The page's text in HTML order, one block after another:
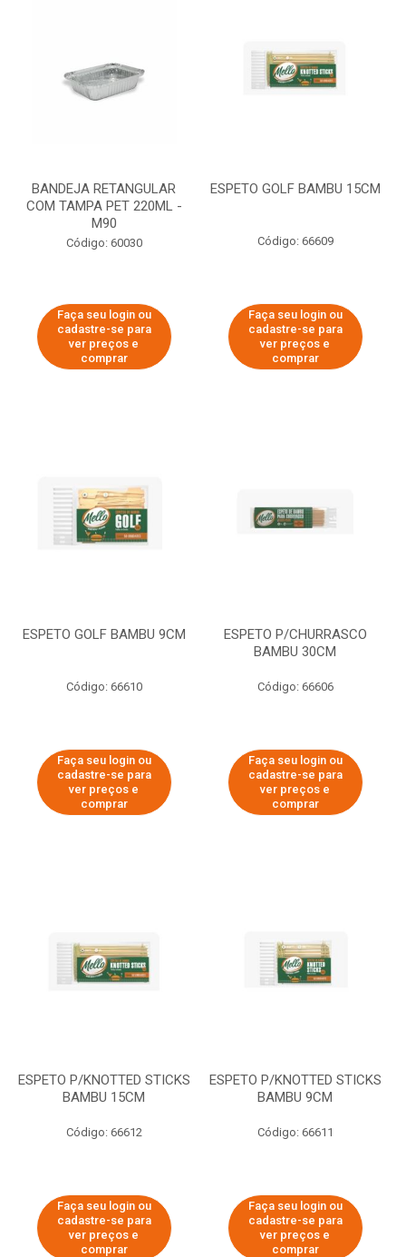
BANDEJA RETANGULAR
COM TAMPA PET 220ML -
M90
Código: 60030
Faça seu login ou
cadastre-se para
ver preços e
comprar
ESPETO GOLF BAMBU 15CM
Código: 66609
Faça seu login ou
cadastre-se para
ver preços e
comprar
ESPETO GOLF BAMBU 9CM
Código: 66610
Faça seu login ou
cadastre-se para
ver preços e
comprar
ESPETO P/CHURRASCO
BAMBU 30CM
Código: 66606
Faça seu login ou
cadastre-se para
ver preços e
comprar
ESPETO P/KNOTTED STICKS
BAMBU 15CM
Código: 66612
Faça seu login ou
cadastre-se para
ver preços e
comprar
ESPETO P/KNOTTED STICKS
BAMBU 9CM
Código: 66611
Faça seu login ou
cadastre-se para
ver preços e
comprar